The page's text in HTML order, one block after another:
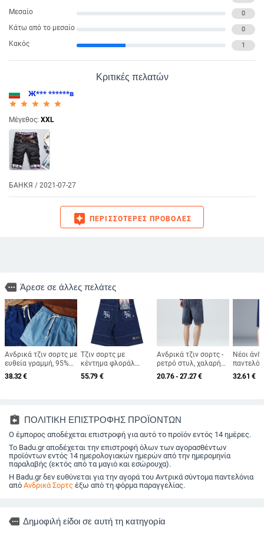
Μεσαίο 0
Κάτω από το μεσαίο 0
Κακός 1
Κριτικές πελατών
Ж*** ******в
star_rate
star_rate
star_rate
star_rate
star_rate
Μέγεθος: XXL
БАНКЯ / 2021-07-27
assistant ΠΕΡΙΣΣΌΤΕΡΕΣ ΠΡΟΒΟΛΈΣ
more Άρεσε σε άλλες πελάτες
Ανδρικά τζιν σορτς με
ευθεία γραμμή, 95%
βαμβάκι, ελαφριά
ελαστικότητα,
38.32€
Τζιν σορτς με
κέντημα φλοράλ
γραφής, μέχρι το
γόνατο, στυλ χιπ-χοπ
55.79 €
Ανδρικά τζιν σορτς -
ρετρό στυλ, χαλαρή
γραμμή, μήκος Capri,
85% πολυεστέρας,
20.76 - 27.27€
Νέοι
βαμβάκι-
μεσαίου
32.61 €
assignment_return ΠΟΛΙΤΙΚΗ ΕΠΙΣΤΡΟΦΗΣ ΠΡΟΪΟΝΤΩΝ
Ο έμπορος αποδέχεται επιστροφή για αυτό το προϊόν εντός 14 ημέρες.
Το Badu.gr αποδέχεται την επιστροφή όλων των αγορασθέντων
προϊόντων εντός 14 ημερολογιακών ημερών από την ημερομηνία
παραλαβής (εκτός από τα μαγιό και εσώρουχα).
Η Badu.gr δεν ευθύνεται για την αγορά του Αντρικά σύντομα παντελόνια
από Ανδρικά Σορτς έξω από τη φόρμα παραγγελίας.
more Δημοφιλή είδοι σε αυτή τη κατηγορία